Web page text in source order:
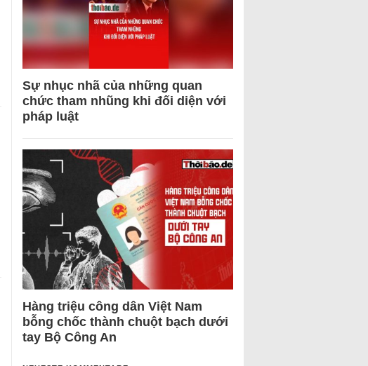
Sự nhục nhã của những quan
chức tham nhũng khi đối diện với
pháp luật
Hàng triệu công dân Việt Nam
bỗng chốc thành chuột bạch dưới
tay Bộ Công An